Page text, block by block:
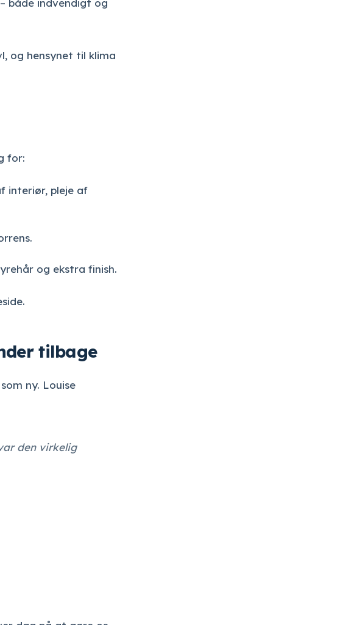
både indvendigt og
og hensynet til klima
for:
interiør, pleje af
og ekstra finish.
tilbage
ny. Louise
den virkelig